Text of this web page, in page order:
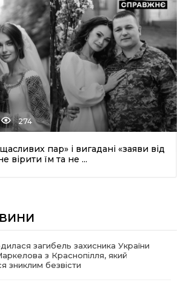
274
пар» і вигадані «заяви від
вірити їм та не ...
загибель захисника України
з Краснопілля, який
зниклим безвісти